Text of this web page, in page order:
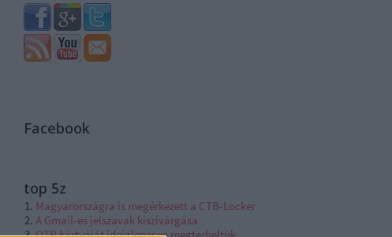
Facebook
top 5z
Magyarországra is megérkezett a CTB-Locker
A Gmail-es jelszavak kiszivárgása